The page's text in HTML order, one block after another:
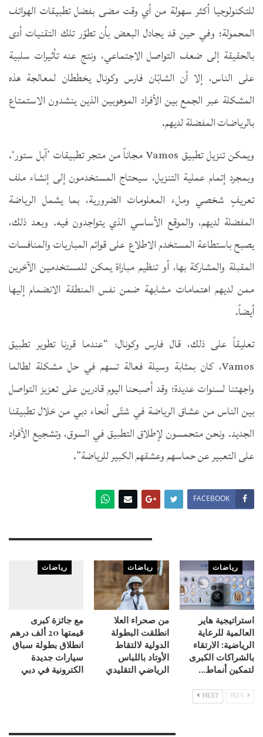
للتكنولوجيا أكثر سهولة من أي وقت مضى بفضل تطبيقات الهواتف
المحمولة؛ وفي حين قد يجادل البعض بأن تطوّر تلك التقنيات أدى
بالحقيقة إلى ضعف التواصل الاجتماعي، ونتج عنه تأثيرات سلبية
على الناس، إلا أن الشابّان فارس وكونال يخططان لمعالجة هذه
المشكلة عبر الجمع بين الأفراد الموهوبين الذين ينشدون الاستمتاع
بالرياضات المفضلة لديهم.
ويمكن تنزيل تطبيق Vamos مجاناً من متجر تطبيقات ’آبل ستور‘.
وبمجرد إتمام عملية التنزيل، سيحتاج المستخدمون إلى إنشاء ملف
تعريفٍ شخصي وملء المعلومات الضرورية، بما يشمل الرياضة
المفضلة لديهم، والموقع الأساسي الذي يتواجدون فيه. وبعد ذلك،
يصبح باستطاعة المستخدم الاطلاع على قوائم المباريات والمنافسات
المقبلة والمشاركة بها، أو تنظيم مباراة يمكن للمستخدمين الآخرين
ممن لديهم اهتمامات مشابهة ضمن نفس المنطقة الانضمام إليها
أيضاً.
تعليقاً على ذلك، قال فارس وكونال: “عندما قررنا تطوير تطبيق
Vamos، كان بمثابة وسيلة فعالة تسهم في حل مشكلة لطالما
واجهتنا لسنوات عديدة؛ وقد أصبحنا اليوم قادرين على تعزيز التواصل
بين الناس من عشاق الرياضة في شتّى أنحاء دبي من خلال تطبيقنا
الجديد. ونحن متحمسون لإطلاق التطبيق في السوق، وتشجيع الأفراد
على التعبير عن حماسهم وعشقهم الكبير للرياضة”.
FACEBOOK
رياضات
استراتيجية هاير
العالمية للرعاية
الرياضية: الارتقاء
بالشراكات الكبرى
لتمكين أنماط…
رياضات
من صحراء العلا
انطلقت البطولة
الدولية لالتقاط
الأوتاد باللباس
الرياضي التقليدي
رياضات
مع جائزة كبرى
قيمتها 20 ألف درهم
انطلاق بطولة سباق
سيارات جديدة
الكترونية في دبي
NEXT